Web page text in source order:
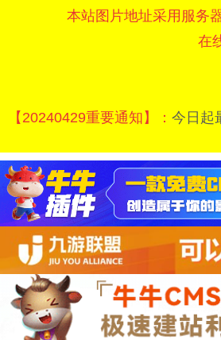
本站图片地址采用服务
在
【20240429重要通知】： 今日起